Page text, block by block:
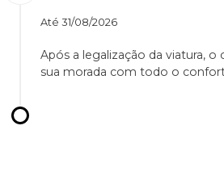
Até 31/08/2026
Após a legalização da viatura, o
sua morada com todo o